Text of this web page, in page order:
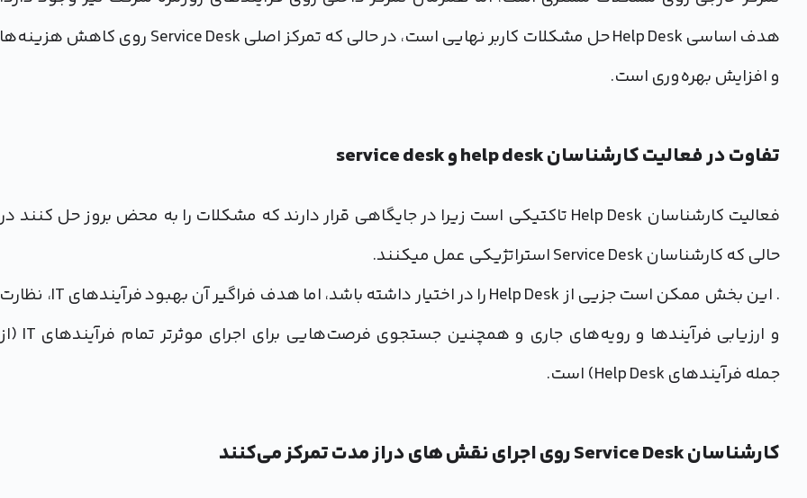
هدف اساسی Help Desk حل مشکلات کاربر نهایی است، در حالی که تمرکز اصلی Service Desk روی کاهش هزینه‌ها
و افزایش بهره‌وری است.
تفاوت در فعالیت کارشناسان help desk و service desk
فعالیت کارشناسان Help Desk تاکتیکی است زیرا در جایگاهی قرار دارند که مشکلات را به محض بروز حل کنند در
حالی که کارشناسان Service Desk استراتژیکی عمل میکنند.
. این بخش ممکن است جزیی از Help Desk را در اختیار داشته باشد، اما هدف فراگیر آن بهبود فرآیندهای IT، نظارت
و ارزیابی فرآیندها و رويه‌های جاری و همچنین جستجوی فرصت‌هایی برای اجرای موثرتر تمام فرآیندهای IT (از
جمله فرآیندهای Help Desk) است.
کارشناسان Service Desk روی اجرای نقش ‌های دراز مدت تمرکز می‌کنند